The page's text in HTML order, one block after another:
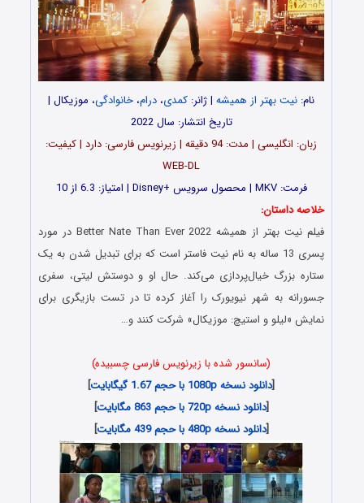
نام: نیت بهتر از همیشه | ژانر: کمدی، درام، خانوادگی، موزیکال |
تاریخ انتشار: سال 2022
زبان: انگلیسی | مدت‌: 94 دقیقه | زیرنویس فارسی: دارد | کیفیت:
WEB-DL
فرمت: MKV | محصول سرویس +Disney | امتیاز: 6.3 از 10
خلاصه داستان:
فیلم نیت بهتر از همیشه Better Nate Than Ever 2022 در مورد
پسری 13 ساله به نام نیت فاستر است که برای تبدیل شدن به یک
ستاره بزرگ خیال‌پردازی می‌کند. حال او و دوستش لیتی، سفری
جسورانه به شهر نیویورک را آغاز کرده تا در تست بازیگری برای
نمایش «لیلو و استیچ: موزیکال» شرکت کنند و…
(سانسور شده با زیرنویس فارسی چسبیده)
[دانلود نسخه 1080p با حجم 1.67 گیگابایت
]
[دانلود نسخه 720p با حجم 863 مگابایت
]
[دانلود نسخه 480p با حجم 439 مگابایت ]